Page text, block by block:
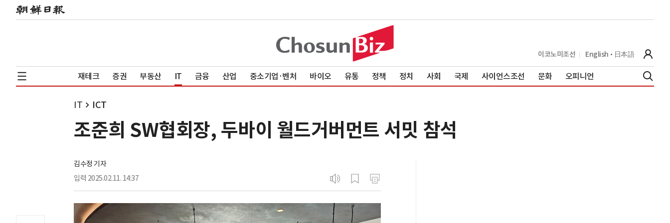
이코노미조선 English 日本語
재테크 증권 부동산 IT 금융 산업 중소기업·벤처 바이오 유통 정책 정치 사회 국제 사이언스조선 문화 오피니언
IT ICT
조준희 SW협회장, 두바이 월드거버먼트 서밋 참석
김수정 기자
입력 2025.02.11. 14:37